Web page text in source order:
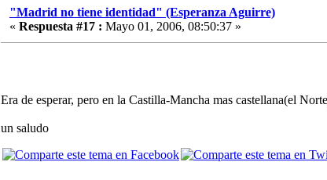
"Madrid no tiene identidad" (Esperanza Aguirre)
« Respuesta #17 : Mayo 01, 2006, 08:50:37 »
Era de esperar, pero en la Castilla-Mancha mas castellana(el
un saludo